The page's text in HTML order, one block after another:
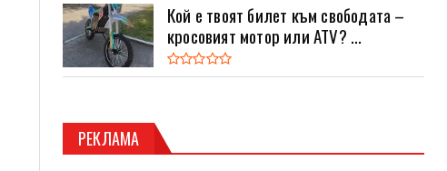
Кой е твоят билет към свободата –
кросовият мотор или ATV? ...
РЕКЛАМА